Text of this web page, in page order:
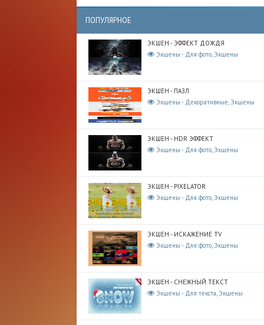
ПОПУЛЯРНОЕ
ЭКШЕН - ЭФФЕКТ ДОЖДЯ
Экшены - Для фото, Экшены
ЭКШЕН - ПАЗЛ
Экшены - Декоративные, Экшены
ЭКШЕН - HDR ЭФФЕКТ
Экшены - Для фото, Экшены
ЭКШЕН - PIXELATOR
Экшены - Для фото, Экшены
ЭКШЕН - ИСКАЖЕНИЕ TV
Экшены - Для фото, Экшены
ЭКШЕН - СНЕЖНЫЙ ТЕКСТ
Экшены - Для текста, Экшены